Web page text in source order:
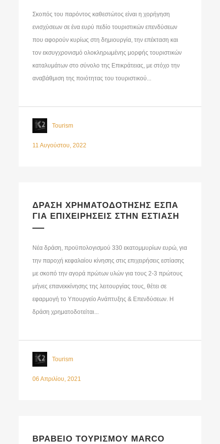
Σκοπός του παρόντος καθεστώτος είναι η χορήγηση
ενισχύσεων σε ένα ευρύ πεδίο τουριστικών επενδύσεων
που αφορούν κυρίως στη δημιουργία, την επέκταση και
τον εκσυγχρονισμό ολοκληρωμένης μορφής τουριστικών
καταλυμάτων στο σύνολο της Επικράτειας, με στόχο την
αναβάθμιση της ποιότητας του τουριστικού...
Tourism
11 Αυγούστου, 2022
ΔΡΑΣΗ ΧΡΗΜΑΤΟΔΟΤΗΣΗΣ ΕΣΠΑ
ΓΙΑ ΕΠΙΧΕΙΡΗΣΕΙΣ ΣΤΗΝ ΕΣΤΙΑΣΗ
Νέα δράση, προϋπολογισμού 330 εκατομμυρίων ευρώ, για
την παροχή κεφαλαίου κίνησης στις επιχειρήσεις εστίασης
με σκοπό την αγορά πρώτων υλών για τους 2-3 πρώτους
μήνες επανεκκίνησης της λειτουργίας τους, θέτει σε
εφαρμογή το Υπουργείο Ανάπτυξης & Επενδύσεων. Η
δράση χρηματοδοτείται...
Tourism
06 Απριλίου, 2021
ΒΡΑΒΕΙΟ ΤΟΥΡΙΣΜΟΥ MARCO